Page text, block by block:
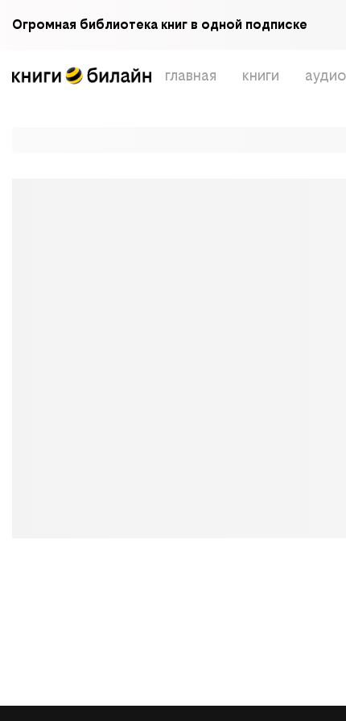
Огромная библиотека книг в одной подписке
главная книги